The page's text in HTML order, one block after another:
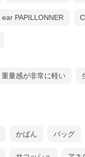
ear PAPILLONNER
重量感が非常に軽い
かばん バッグ